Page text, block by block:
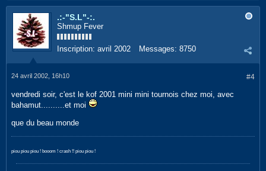
.:-"S.L"-:.
Shmup Fever
Inscription: avril 2002 Messages: 8750
#4
24 avril 2002, 16h10
vendredi soir, c'est le kof 2001 mini mini tournois chez moi, avec
bahamut..........et moi
que du beau monde
piou piou piou ! booom ! crash !! piou piou !